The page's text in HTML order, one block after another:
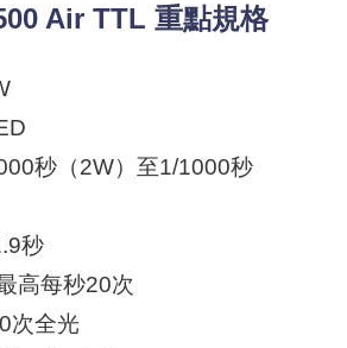
Air TTL 重點規格
秒（2W）至1/1000秒
秒
高每秒20次
次全光